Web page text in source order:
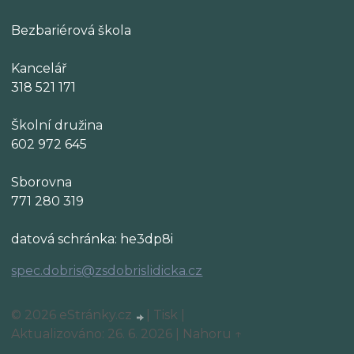
Bezbariérová škola
Kancelář
318 521 171
Školní družina
602 972 645
Sborovna
771 280 319
datová schránka: he3dp8i
spec.dobris@zsdobrislidicka.cz
© 2026 eStránky.cz Tisk
Aktualizováno: 26. 6. 2026
Nahoru ↑